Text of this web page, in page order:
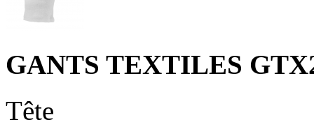
GANTS TEXTILES
Tête